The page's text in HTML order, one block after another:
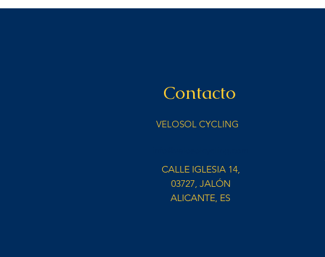
Contacto
VELOSOL CYCLING
CALLE IGLESIA 14,
03727, JALÓN
ALICANTE, ES